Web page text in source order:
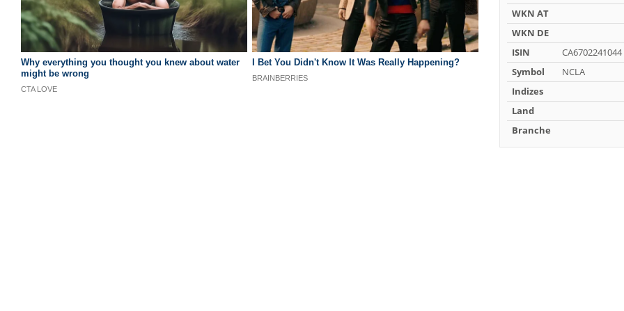
WKN AT
WKN DE
ISIN
CA6702241044
Symbol
NCLA
Indizes
Land
Branche